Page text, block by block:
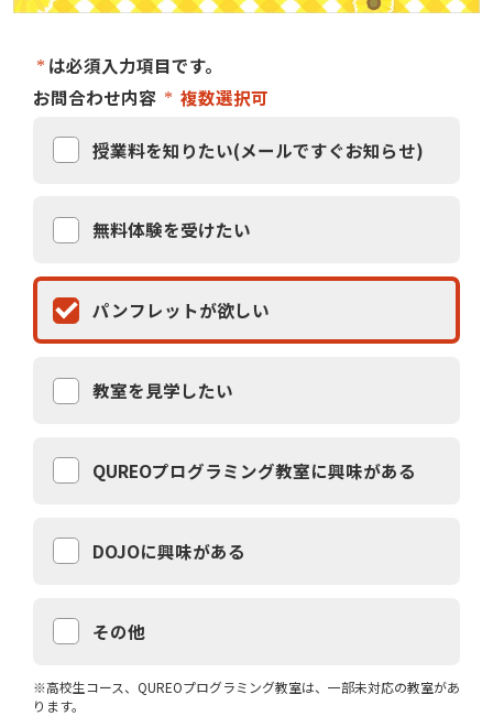
は必須入力項目です。
お問合わせ内容
複数選択可
授業料を知りたい(メールですぐお知らせ)
無料体験を受けたい
パンフレットが欲しい
教室を見学したい
QUREOプログラミング教室に興味がある
DOJOに興味がある
その他
※高校生コース、QUREOプログラミング教室は、一部未対応の教室があ
ります。